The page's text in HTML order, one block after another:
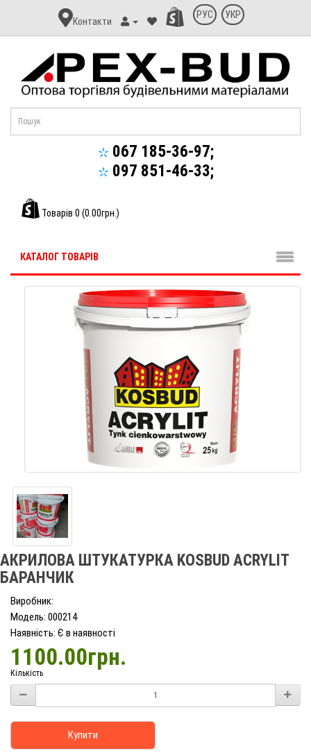
Контакт
Апекс-
Контакти
РУС УКР
067 185-36-97;
097 851-46-33;
Товарів 0 (0.00грн.)
КАТАЛОГ ТОВАРІВ
АКРИЛОВА ШТУКАТУРКА KOSBUD ACRYLIТ
БАРАНЧИК
Виробник:
Модель: 000214
Наявність: Є в наявності
1100.00грн.
Кількість
Купити